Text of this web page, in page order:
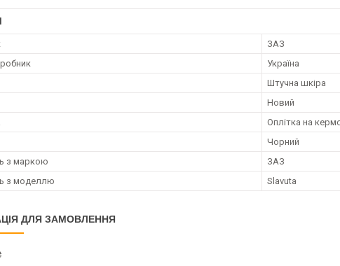
ЗАЗ
Україна
Штучна шкіра
Новий
Оплітка на
Чорний
з маркою
ЗАЗ
з моделлю
Slavuta
ДЛЯ ЗАМОВЛЕННЯ